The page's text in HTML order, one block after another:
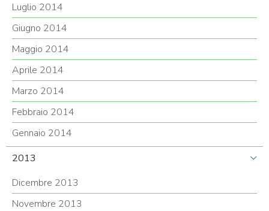
Luglio 2014
Giugno 2014
Maggio 2014
Aprile 2014
Marzo 2014
Febbraio 2014
Gennaio 2014
2013
Dicembre 2013
Novembre 2013